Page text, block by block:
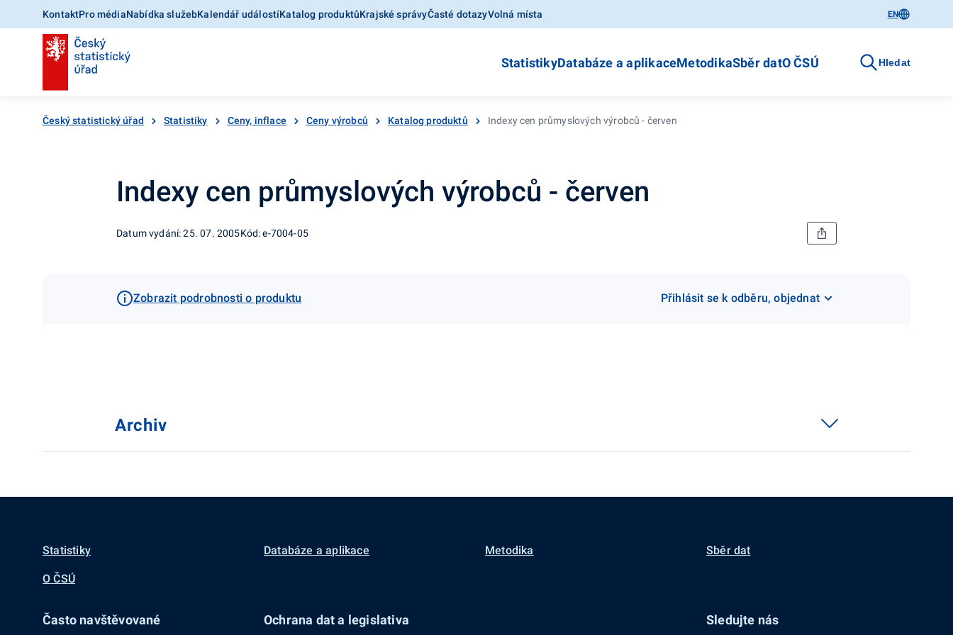
KontaktPro médiaNabídka služebKalendář událostíKatalog produktůKrajské správyČasté dotazyVolná místa EN
StatistikyDatabáze a aplikaceMetodikaSběr datO ČSÚ Hledat
Český statistický úřad Statistiky Ceny, inflace Ceny výrobců Katalog produktů Indexy cen průmyslových výrobců - červen
Indexy cen průmyslových výrobců - červen
Datum vydání: 25. 07. 2005Kód: e-7004-05
Zobrazit podrobnosti o produktu Přihlásit se k odběru, objednat
Archiv
Statistiky Databáze a aplikace Metodika Sběr dat
O ČSÚ
Často navštěvované Ochrana dat a legislativa Sledujte nás